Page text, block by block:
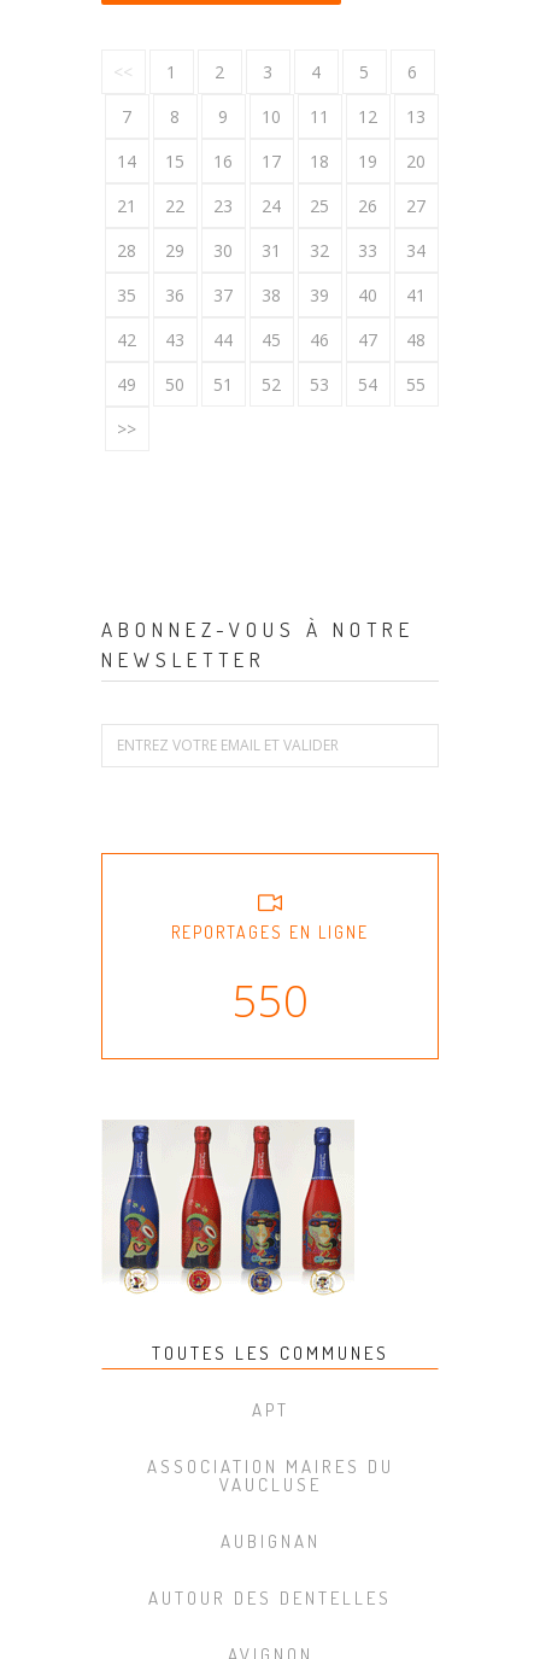
<< 1 2 3 4 5
6
7
8 9 10 11 12
13
14
15 16 17 18 19
20
21
22 23 24 25 26
27
28
29 30 31 32 33
34
35
36 37 38 39 40
41
42
43 44 45 46 47
48
49
50 51 52 53 54
55
>>
ABONNEZ-VOUS À NOTRE
NEWSLETTER
REPORTAGES EN LIGNE
550
TOUTES LES COMMUNES
APT
ASSOCIATION MAIRES DU
VAUCLUSE
AUBIGNAN
AUTOUR DES DENTELLES